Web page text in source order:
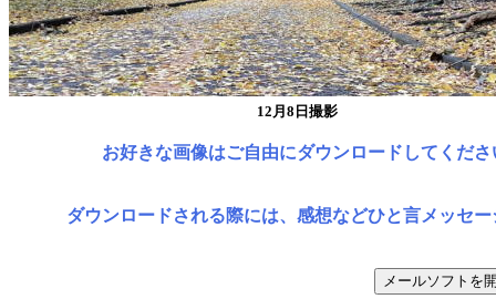
12月8日撮影
お好きな画像はご自由にダウンロードしてく
ダウンロードされる際には、感想などひと言メッセ